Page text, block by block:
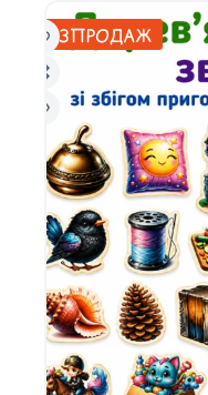
РОЗПРОДАЖ